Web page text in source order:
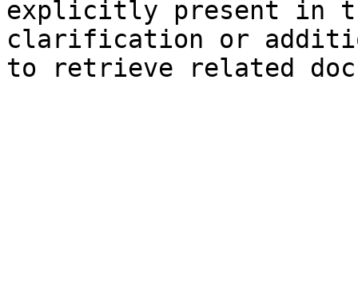
explicitly present in
clarification or